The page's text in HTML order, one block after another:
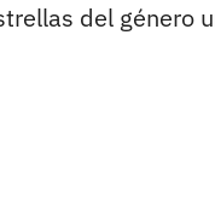
del género